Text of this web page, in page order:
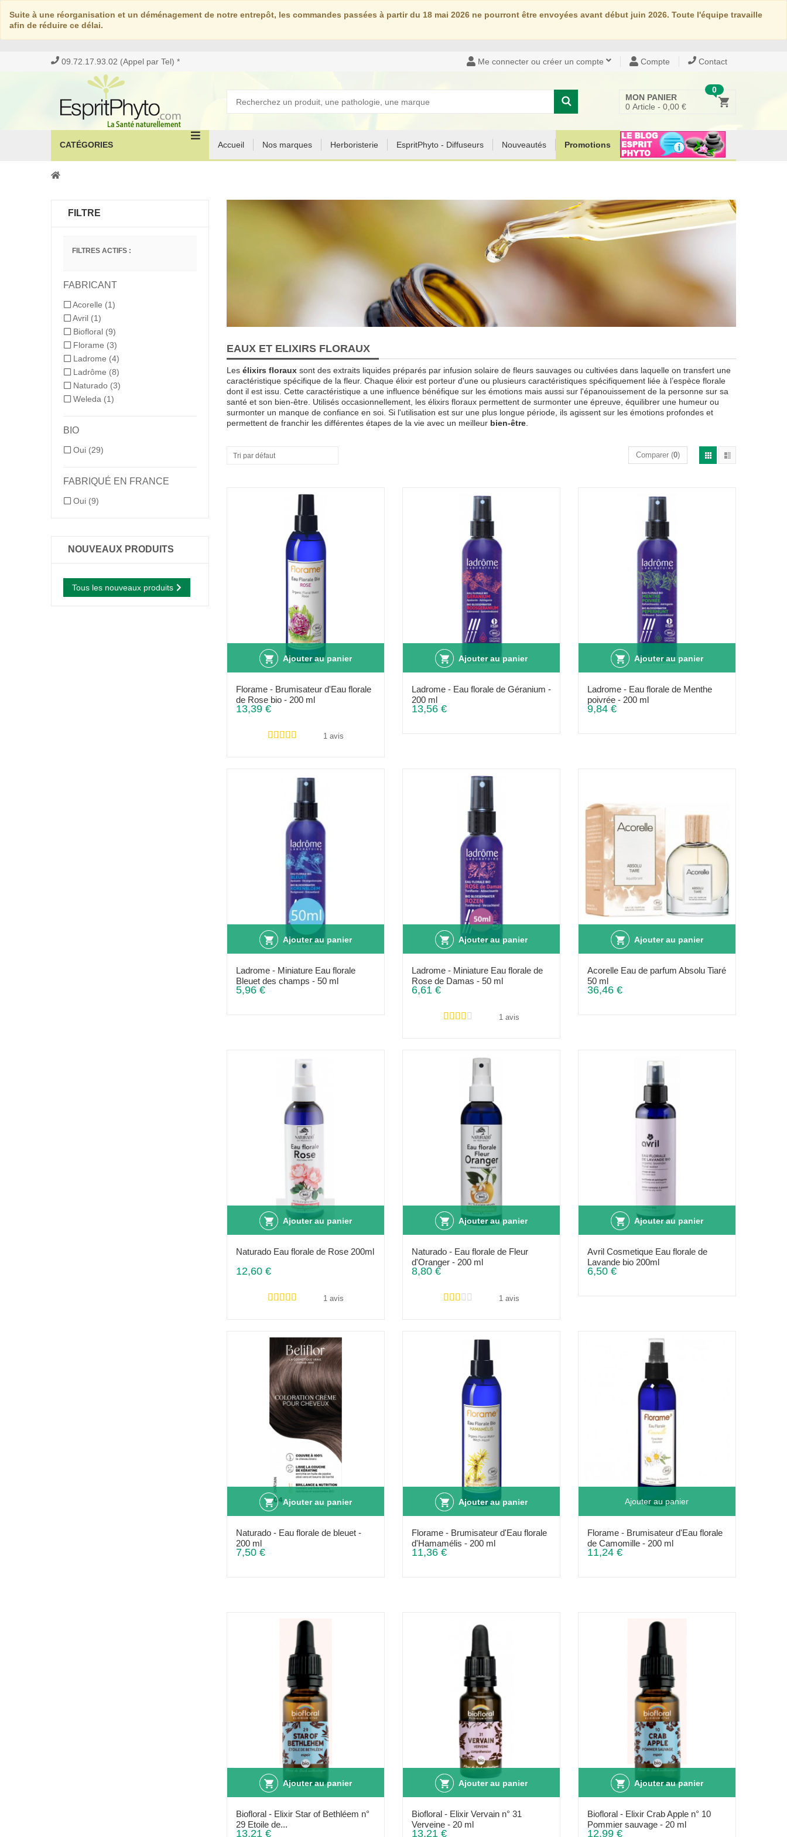
Suite à une réorganisation et un déménagement de notre entrepôt, les commandes passées à partir du 18 mai 2026 ne pourront être envoyées avant début juin 2026. Toute l'équipe travaille
afin de réduire ce délai.
09.72.17.93.02 (Appel par Tel) * Me connecter ou créer un compte Compte Contact
0
MON PANIER
0 Article - 0,00 €
CATÉGORIES Accueil Nos marques Herboristerie EspritPhyto - Diffuseurs Nouveautés Promotions
EAUX ET ELIXIRS FLORAUX
Les élixirs floraux sont des extraits liquides préparés par infusion solaire de fleurs sauvages ou cultivées dans laquelle on transfert une
caractéristique spécifique de la fleur. Chaque élixir est porteur d'une ou plusieurs caractéristiques spécifiquement liée à l’espèce florale
dont il est issu. Cette caractéristique a une influence bénéfique sur les émotions mais aussi sur l'épanouissement de la personne sur sa
santé et son bien-être. Utilisés occasionnellement, les élixirs floraux permettent de surmonter une épreuve, équilibrer une humeur ou
surmonter un manque de confiance en soi. Si l'utilisation est sur une plus longue période, ils agissent sur les émotions profondes et
permettent de franchir les différentes étapes de la vie avec un meilleur bien-être
Tri par défaut Comparer (0)
Ajouter au panier
Florame - Brumisateur d'Eau florale
de Rose bio - 200 ml
13,39 €
1 avis
Ajouter au panier
Ladrome - Eau florale de Géranium -
200 ml
13,56 €
Ajouter au panier
Ladrome - Eau florale de Menthe
poivrée - 200 ml
9,84 €
Ajouter au panier
Ladrome - Miniature Eau florale
Bleuet des champs - 50 ml
5,96 €
Ajouter au panier
Ladrome - Miniature Eau florale de
Rose de Damas - 50 ml
6,61 €
1 avis
Ajouter au panier
Acorelle Eau de parfum Absolu Tiaré
50 ml
36,46 €
Ajouter au panier
Naturado Eau florale de Rose 200ml
12,60 €
1 avis
Ajouter au panier
Naturado - Eau florale de Fleur
d'Oranger - 200 ml
8,80 €
1 avis
Ajouter au panier
Avril Cosmetique Eau florale de
Lavande bio 200ml
6,50 €
Ajouter au panier
Naturado - Eau florale de bleuet -
200 ml
7,50 €
Ajouter au panier
Florame - Brumisateur d'Eau florale
d'Hamamélis - 200 ml
11,36 €
Ajouter au panier
Florame - Brumisateur d'Eau florale
de Camomille - 200 ml
11,24 €
Ajouter au panier
Biofloral - Elixir Star of Bethléem n°
29 Etoile de...
13,21 €
Ajouter au panier
Biofloral - Elixir Vervain n° 31
Verveine - 20 ml
13,21 €
Ajouter au panier
Biofloral - Elixir Crab Apple n° 10
Pommier sauvage - 20 ml
12,99 €
FILTRE
FILTRES ACTIFS :
FABRICANT
Acorelle (1)
Avril (1)
Biofloral (9)
Florame (3)
Ladrome (4)
Ladrôme (8)
Naturado (3)
Weleda (1)
BIO
Oui (29)
FABRIQUÉ EN FRANCE
Oui (9)
NOUVEAUX PRODUITS
Tous les nouveaux produits